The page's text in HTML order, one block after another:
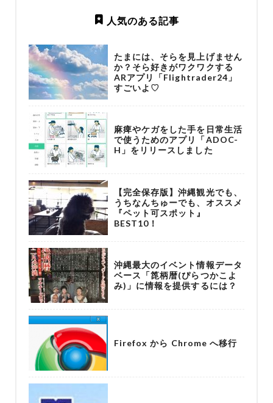
人気のある記事
たまには、そらを見上げません
か？そら好きがワクワクする
ARアプリ「Flightrader24」
すごいよ♡
麻痺やケガをした手を日常生活
で使うためのアプリ「ADOC-
H」をリリースしました
【完全保存版】沖縄観光でも、
うちなんちゅーでも、オススメ
『ペット可スポット』
BEST10！
沖縄最大のイベント情報データ
ベース「箆柄暦(ぴらつかこよ
み)」に情報を提供するには？
Firefox から Chrome へ移行